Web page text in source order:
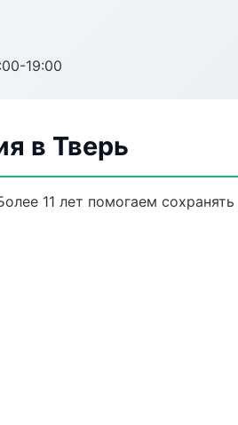
19:00
в Тверь
11 лет помогаем